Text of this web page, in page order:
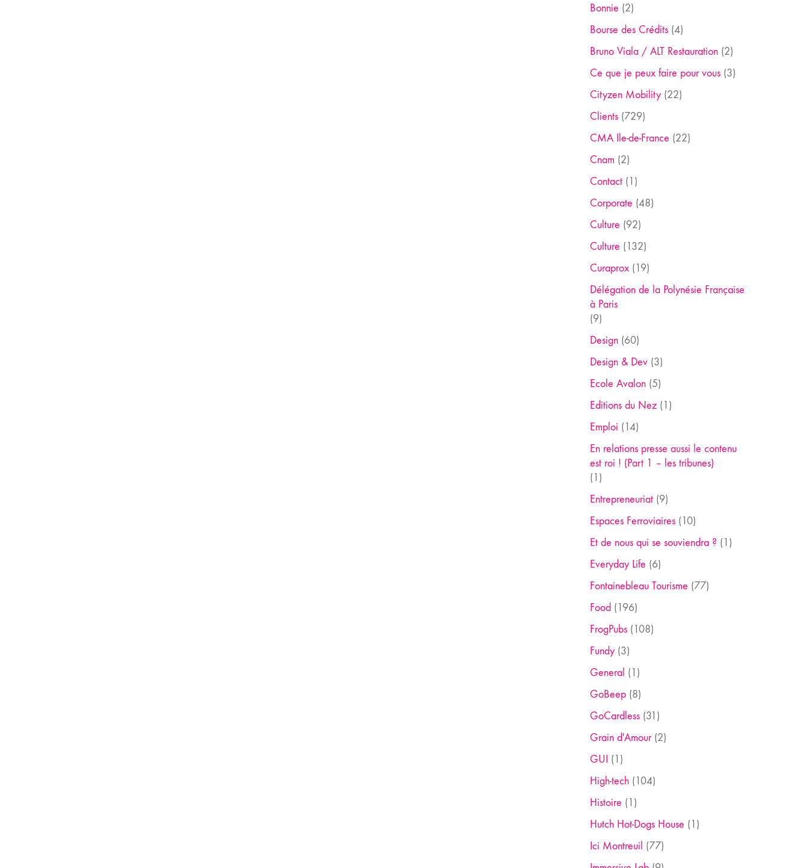
Bonnie (2)
Bourse des Crédits(4)
Bruno Viala / ALT Restauration(2)
Ce que je peux faire pour vous(3)
Cityzen Mobility(22)
Clients(729)
CMA Ile-de-France (22)
Cnam (2)
Contact(1)
Corporate (48)
Culture (92)
Culture (132)
Curaprox(19)
Délégation de la Polynésie Française
à Paris
(9)
Design(60)
Design & Dev(3)
Ecole Avalon(5)
Editions du Nez(1)
Emploi (14)
En relations presse aussi le contenu
est roi ! (Part 1 – les tribunes)
(1)
Entrepreneuriat(9)
Espaces Ferroviaires(10)
Et de nous qui se souviendra ? (1)
Everyday Life (6)
Fontainebleau Tourisme (77)
Food (196)
FrogPubs(108)
Fundy(3)
General (1)
GoBeep(8)
GoCardless(31)
Grain d'Amour(2)
GUI (1)
High-tech(104)
Histoire (1)
Hutch Hot-Dogs House (1)
Ici Montreuil (77)